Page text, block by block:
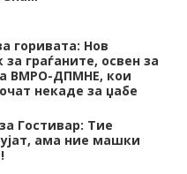
горивата: Нов
граѓаните, освен за
ВМРО-ДПМНЕ, кои
некаде за џабе
Гостивар: Тие
ама ние машки